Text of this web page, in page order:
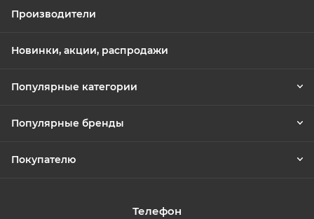
Производители
Новинки, акции, распродажи
Популярные категории
Популярные бренды
Покупателю
Телефон